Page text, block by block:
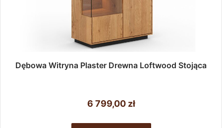
Dębowa Witryna Plaster Drewna Loftwood Stojąca
6 799,00 zł